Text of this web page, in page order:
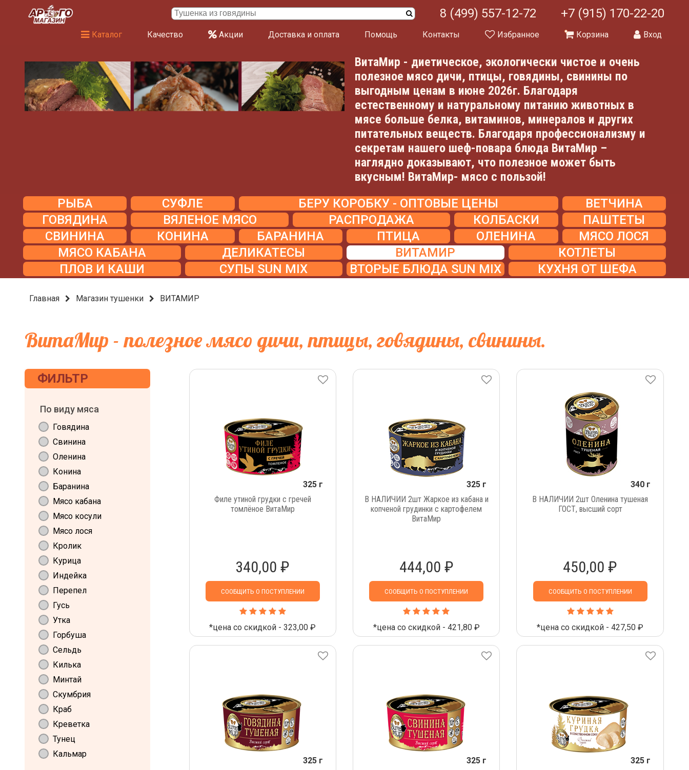
8 (499) 557-12-72 +7 (915) 170-22-20
Каталог Качество Акции Доставка и оплата Помощь Контакты Избранное Корзина Вход
ВитаМир - диетическое, экологически чистое и очень
полезное мясо дичи, птицы, говядины, свинины по
выгодным ценам в июне 2026г. Благодаря
естественному и натуральному питанию животных в
мясе больше белка, витаминов, минералов и других
питательных веществ. Благодаря профессионализму и
секретам нашего шеф-повара блюда ВитаМир –
наглядно доказывают, что полезное может быть
вкусным! ВитаМир- мясо с пользой!
РЫБА
СУФЛЕ БЕРУ КОРОБКУ - ОПТОВЫЕ ЦЕНЫ
ВЕТЧИНА
ГОВЯДИНА
ВЯЛЕНОЕ МЯСО РАСПРОДАЖА КОЛБАСКИ
ПАШТЕТЫ
СВИНИНА
КОНИНА БАРАНИНА ПТИЦА ОЛЕНИНА
МЯСО ЛОСЯ
МЯСО КАБАНА
ДЕЛИКАТЕСЫ ВИТАМИР
КОТЛЕТЫ
ПЛОВ И КАШИ
СУПЫ SUN MIX ВТОРЫЕ БЛЮДА SUN MIX КУХНЯ ОТ ШЕФА
Главная Магазин тушенки ВИТАМИР
ВитаМир - полезное мясо дичи, птицы, говядины, свинины.
ФИЛЬТР
По виду мяса
Говядина
Свинина
Оленина
Конина
Баранина
Мясо кабана
Мясо косули
Мясо лося
Кролик
Курица
Индейка
Перепел
Гусь
Утка
Горбуша
Сельдь
Килька
Минтай
Скумбрия
Краб
Креветка
Тунец
Кальмар
325 г
Филе утиной грудки с гречей
томлёное ВитаМир
340,00 ₽
СООБЩИТЬ О ПОСТУПЛЕНИИ
*цена со скидкой - 323,00 ₽
325 г
В НАЛИЧИИ 2шт Жаркое из кабана и
копченой грудинки с картофелем
ВитаМир
444,00 ₽
СООБЩИТЬ О ПОСТУПЛЕНИИ
*цена со скидкой - 421,80 ₽
340 г
В НАЛИЧИИ 2шт Оленина тушеная
ГОСТ, высший сорт
450,00 ₽
СООБЩИТЬ О ПОСТУПЛЕНИИ
*цена со скидкой - 427,50 ₽
325 г
325 г
325 г